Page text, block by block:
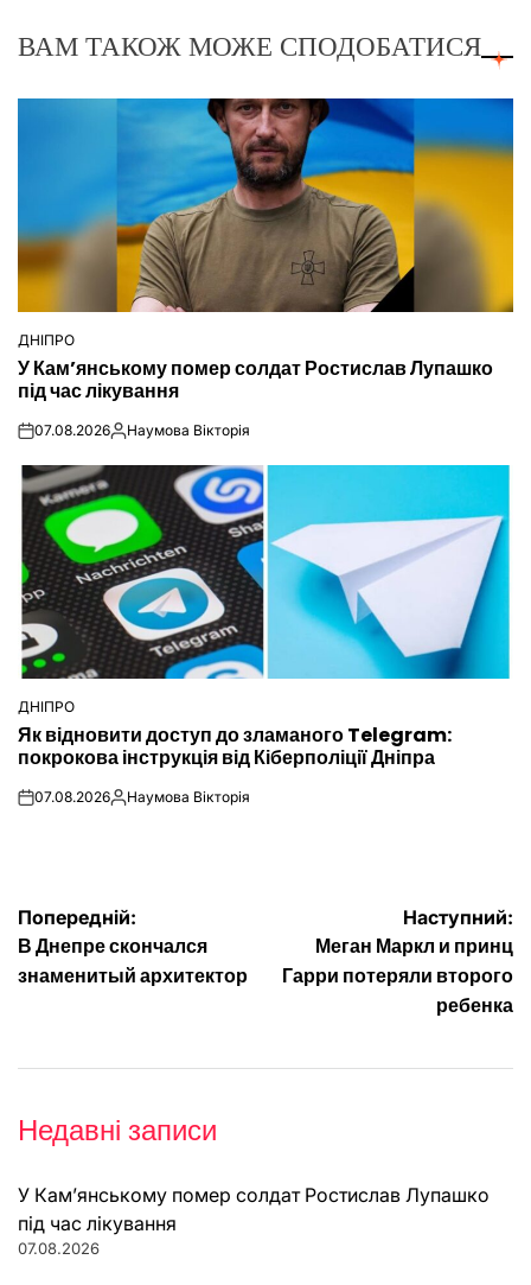
ВАМ ТАКОЖ МОЖЕ СПОДОБАТИСЯ
ОПУБЛІКУВАТИ
У
ДНІПРО
У Кам’янському помер солдат Ростислав Лупашко
під час лікування
on07.08.2026Опубліковано
Наумова Вікторія
ОПУБЛІКУВАТИ
У
ДНІПРО
Як відновити доступ до зламаного Telegram:
покрокова інструкція від Кіберполіції Дніпра
on07.08.2026Опубліковано
Наумова Вікторія
Навігація
записів
Попередній:
В Днепре скончался
знаменитый архитектор
Наступний:
Меган Маркл и принц
Гарри потеряли второго
ребенка
Недавні записи
У Кам’янському помер солдат Ростислав Лупашко
під час лікування
07.08.2026